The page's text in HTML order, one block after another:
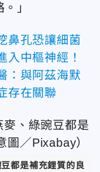
」
鼻孔恐讓細菌
入中樞神經！
：與阿茲海默
存在關聯
都是補充鋰質的良